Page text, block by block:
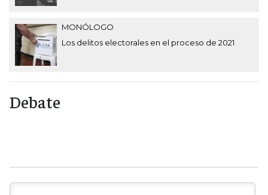
MONÓLOGO
Los delitos electorales en el proceso de 2021
Debate